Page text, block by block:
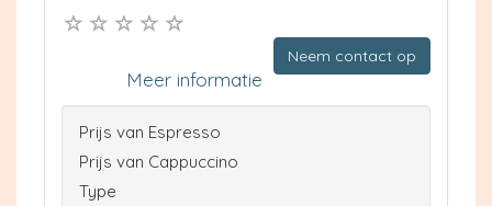
Neem contact op
Meer informatie
Prijs van Espresso
Prijs van Cappuccino
Type